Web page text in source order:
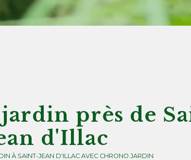
près de
d'Illac
À SAINT-JEAN D'ILLAC AVEC CHRONO JARDIN